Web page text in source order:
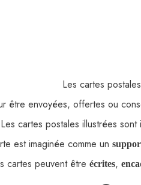
Les cartes
être envoyées, offertes ou
Les cartes postales illustrées
est imaginée comme un
cartes peuvent être écrites,